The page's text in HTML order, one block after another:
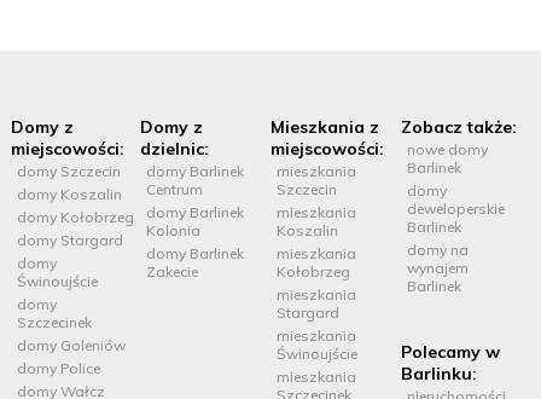
Domy z
miejscowości:
domy Szczecin
domy Koszalin
domy Kołobrzeg
domy Stargard
domy
Świnoujście
domy
Szczecinek
domy Goleniów
domy Police
domy Wałcz
Domy z
dzielnic:
domy Barlinek
Centrum
domy Barlinek
Kolonia
domy Barlinek
Zakecie
Mieszkania z
miejscowości:
mieszkania
Szczecin
mieszkania
Koszalin
mieszkania
Kołobrzeg
mieszkania
Stargard
mieszkania
Świnoujście
mieszkania
Szczecinek
Zobacz także:
nowe domy
Barlinek
domy
deweloperskie
Barlinek
domy na
wynajem
Barlinek
Polecamy w
Barlinku: